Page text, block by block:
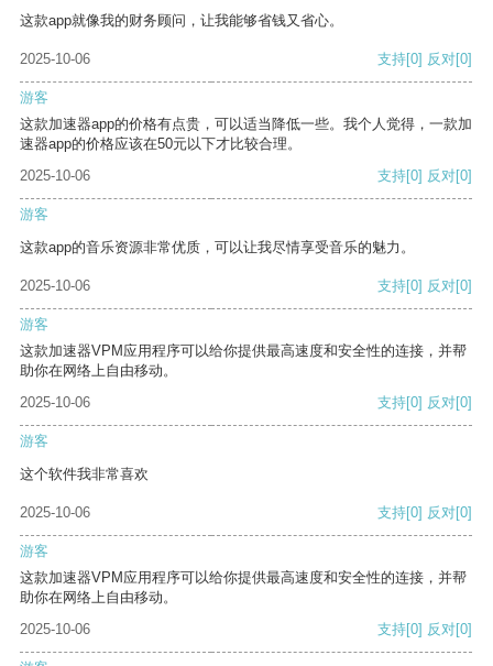
这款app就像我的财务顾问，让我能够省钱又省心。
2025-10-06 支持[0] 反对[0]
游客
这款加速器app的价格有点贵，可以适当降低一些。我个人觉得，一款加
速器app的价格应该在50元以下才比较合理。
2025-10-06
支持[0] 反对[0]
游客
这款app的音乐资源非常优质，可以让我尽情享受音乐的魅力。
2025-10-06 支持[0] 反对[0]
游客
这款加速器VPM应用程序可以给你提供最高速度和安全性的连接，并帮
助你在网络上自由移动。
2025-10-06
支持[0] 反对[0]
游客
这个软件我非常喜欢
2025-10-06 支持[0] 反对[0]
游客
这款加速器VPM应用程序可以给你提供最高速度和安全性的连接，并帮
助你在网络上自由移动。
2025-10-06
支持[0] 反对[0]